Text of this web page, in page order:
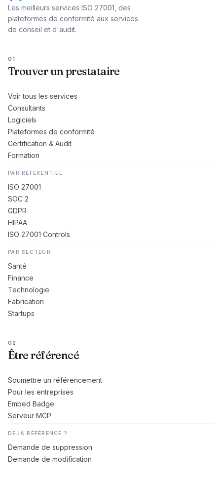
Les meilleurs services ISO 27001, des
plateformes de conformité aux services
de conseil et d'audit.
01
Trouver un prestataire
Voir tous les services
Consultants
Logiciels
Plateformes de conformité
Certification & Audit
Formation
PAR RÉFÉRENTIEL
ISO 27001
SOC 2
GDPR
HIPAA
ISO 27001 Controls
PAR SECTEUR
Santé
Finance
Technologie
Fabrication
Startups
02
Être référencé
Soumettre un référencement
Pour les entreprises
Embed Badge
Serveur MCP
DÉJÀ RÉFÉRENCÉ ?
Demande de suppression
Demande de modification